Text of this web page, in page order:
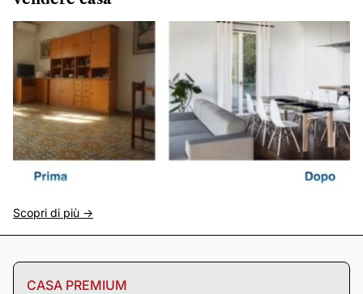
Scopri di più ->
CASA PREMIUM